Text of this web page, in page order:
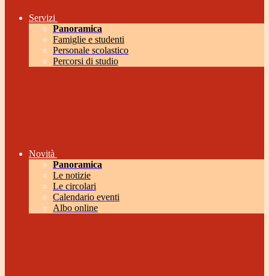
Servizi
Panoramica
Famiglie e studenti
Personale scolastico
Percorsi di studio
Novità
Panoramica
Le notizie
Le circolari
Calendario eventi
Albo online